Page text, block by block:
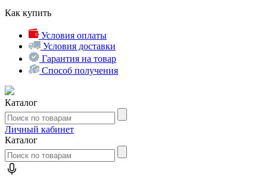
Как купить
Условия оплаты
Условия доставки
Гарантия на товар
Способ получения
Каталог
Личный кабинет
Каталог